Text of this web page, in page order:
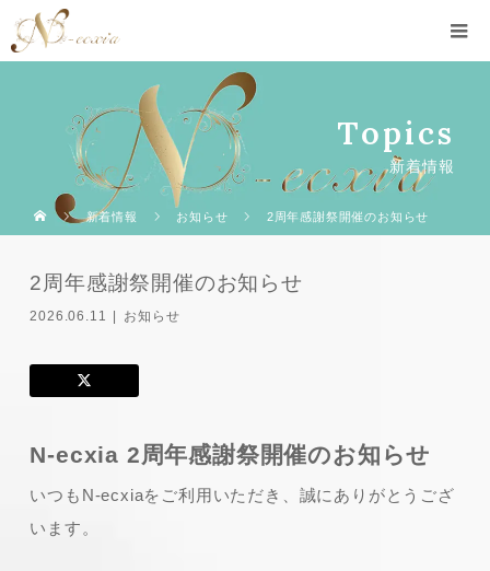
Topics
新着情報
新着情報 お知らせ 2周年感謝祭開催のお知らせ
2周年感謝祭開催のお知らせ
2026.06.11 お知らせ
N-ecxia 2周年感謝祭開催のお知らせ
いつもN-ecxiaをご利用いただき、誠にありがとうござ
います。